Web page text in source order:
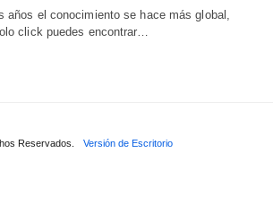
años el conocimiento se hace más global,
click puedes encontrar…
Reservados. Versión de Escritorio